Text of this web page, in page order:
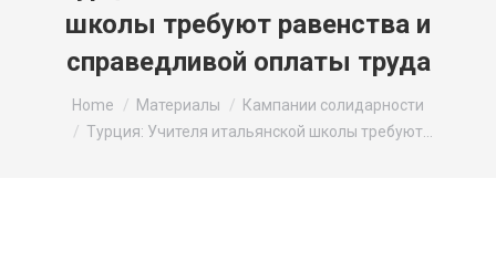
школы требуют равенства и
справедливой оплаты труда
You are here:
Home Материалы
Кампании солидарности
Турция: Учителя итальянской школы требуют…